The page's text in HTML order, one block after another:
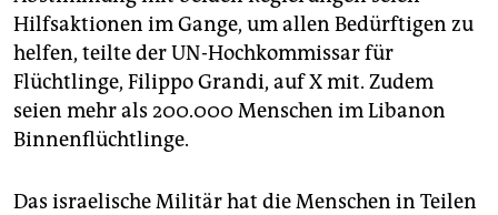
Hilfsaktionen im Gange, um allen Bedürftigen zu
helfen, teilte der UN-Hochkommissar für
Flüchtlinge, Filippo Grandi, auf X mit. Zudem
seien mehr als 200.000 Menschen im Libanon
Binnenflüchtlinge.
Das israelische Militär hat die Menschen in Teilen